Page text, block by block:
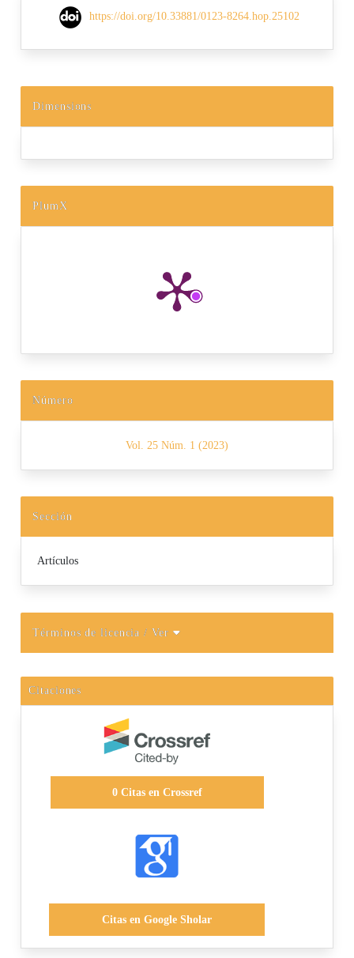
https://doi.org/10.33881/0123-8264.hop.25102
Dimensions
PlumX
Número
Vol. 25 Núm. 1 (2023)
Sección
Artículos
Términos de licencia/ Ver
Citaciones
0Citas en Crossref
Citas en Google Sholar